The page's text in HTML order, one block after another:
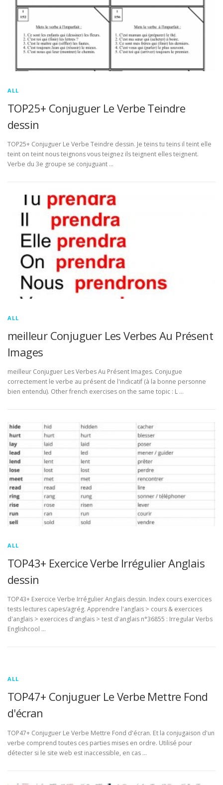
ALL
TOP25+ Conjuguer Le Verbe Teindre
dessin
TOP25+ Conjuguer Le Verbe Teindre dessin. Je teins tu teins il teint elle
teint on teint nous teignons vous teignez ils teignent elles teignent.
Verbe du 3e groupe se conjuguant …
ALL
meilleur Conjuguer Les Verbes Au Présent
Images
meilleur Conjuguer Les Verbes Au Présent Images. Conjugue
correctement le verbe au présent de l'indicatif (à la bonne personne
bien entendu). Other french exercises on the same topic : L …
ALL
TOP43+ Exercice Verbe Irrégulier Anglais
dessin
TOP43+ Exercice Verbe Irrégulier Anglais dessin. Index cours exercices
tests lectures capes/agrég. Apprendre l'anglais > cours & exercices
d'anglais > exercices d'anglais > test d'anglais n°36855 : Irregular Verbs
Englishcool …
ALL
TOP47+ Conjuguer Le Verbe Mettre Fond
d'écran
TOP47+ Conjuguer Le Verbe Mettre Fond d'écran. Et la conjugaison d'un
verbe comprend toutes ces parties mises en ordre. Utilisé pour
détecter si le site web est inaccessible, en cas …